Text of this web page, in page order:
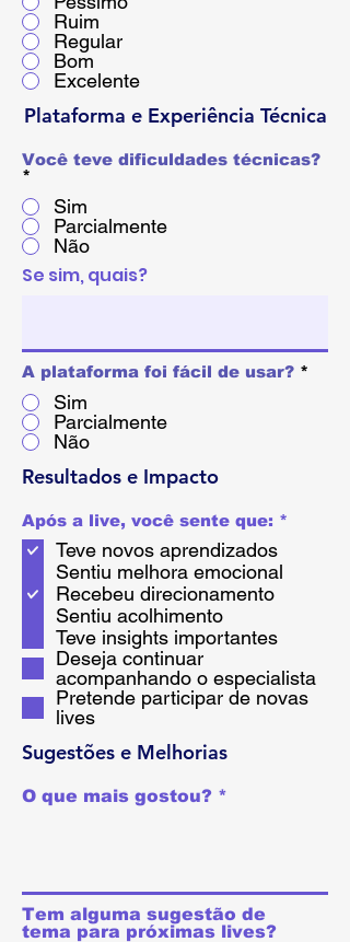
Ruim
Regular
Bom
Excelente
Plataforma e Experiência Técnica
Você teve dificuldades técnicas?
*
Sim
Parcialmente
Não
Se sim, quais?
A plataforma foi fácil de usar? *
Sim
Parcialmente
Não
Resultados e Impacto
Após a live, você sente que: *
i
o
Teve novos aprendizados
Sentiu melhora emocional
Recebeu direcionamento
Sentiu acolhimento
Teve insights importantes
Deseja continuar
acompanhando o especialista
Pretende participar de novas
lives
Sugestões e Melhorias
O que mais gostou?
Tem alguma sugestão de
tema para próximas lives?